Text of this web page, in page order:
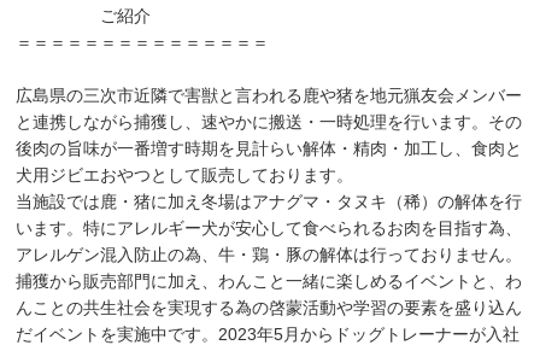
ご紹介
＝＝＝＝＝＝＝＝＝＝＝＝＝＝＝
広島県の三次市近隣で害獣と言われる鹿や猪を地元猟友会メンバー
と連携しながら捕獲し、速やかに搬送・一時処理を行います。その
後肉の旨味が一番増す時期を見計らい解体・精肉・加工し、食肉と
犬用ジビエおやつとして販売しております。
当施設では鹿・猪に加え冬場はアナグマ・タヌキ（稀）の解体を行
います。特にアレルギー犬が安心して食べられるお肉を目指す為、
アレルゲン混入防止の為、牛・鶏・豚の解体は行っておりません。
捕獲から販売部門に加え、わんこと一緒に楽しめるイベントと、わ
んことの共生社会を実現する為の啓蒙活動や学習の要素を盛り込ん
だイベントを実施中です。2023年5月からドッグトレーナーが入社